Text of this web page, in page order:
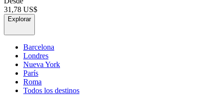
31,78 US$
Explorar
Barcelona
Londres
Nueva York
París
Roma
Todos los destinos